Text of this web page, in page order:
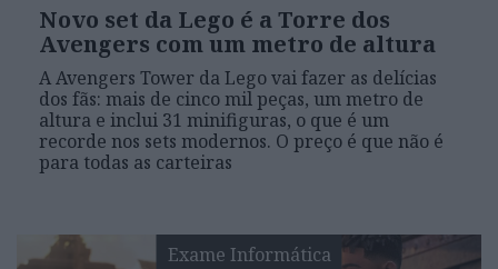
Novo set da Lego é a Torre dos
Avengers com um metro de altura
A Avengers Tower da Lego vai fazer as delícias
dos fãs: mais de cinco mil peças, um metro de
altura e inclui 31 minifiguras, o que é um
recorde nos sets modernos. O preço é que não é
para todas as carteiras
Exame Informática